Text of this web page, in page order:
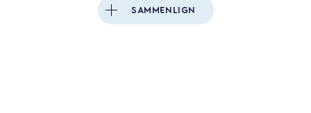
SAMMENLIGN